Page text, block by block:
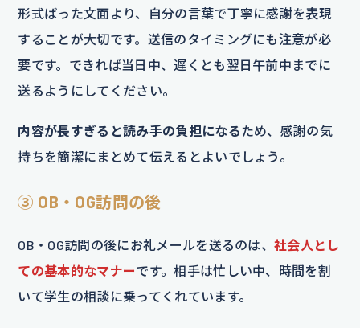
形式ばった文面より、自分の言葉で丁寧に感謝を表現
することが大切です。送信のタイミングにも注意が必
要です。できれば当日中、遅くとも翌日午前中までに
送るようにしてください。
内容が長すぎると読み手の負担になるため、感謝の気
持ちを簡潔にまとめて伝えるとよいでしょう。
③ OB・OG訪問の後
OB・OG訪問の後にお礼メールを送るのは、社会人とし
ての基本的なマナーです。相手は忙しい中、時間を割
いて学生の相談に乗ってくれています。